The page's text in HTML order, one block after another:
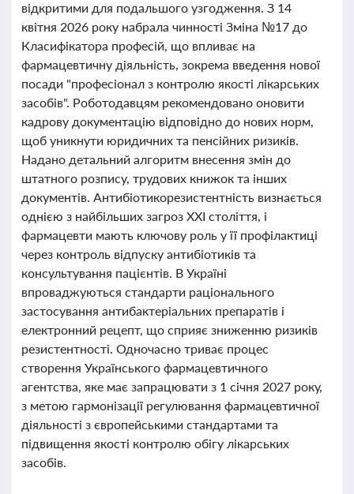
відкритими для подальшого узгодження. З 14
квітня 2026 року набрала чинності Зміна №17 до
Класифікатора професій, що впливає на
фармацевтичну діяльність, зокрема введення нової
посади "професіонал з контролю якості лікарських
засобів". Роботодавцям рекомендовано оновити
кадрову документацію відповідно до нових норм,
щоб уникнути юридичних та пенсійних ризиків.
Надано детальний алгоритм внесення змін до
штатного розпису, трудових книжок та інших
документів. Антибіотикорезистентність визнається
однією з найбільших загроз XXI століття, і
фармацевти мають ключову роль у її профілактиці
через контроль відпуску антибіотиків та
консультування пацієнтів. В Україні
впроваджуються стандарти раціонального
застосування антибактеріальних препаратів і
електронний рецепт, що сприяє зниженню ризиків
резистентності. Одночасно триває процес
створення Українського фармацевтичного
агентства, яке має запрацювати з 1 січня 2027 року,
з метою гармонізації регулювання фармацевтичної
діяльності з європейськими стандартами та
підвищення якості контролю обігу лікарських
засобів.